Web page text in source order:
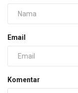
Email
Komentar